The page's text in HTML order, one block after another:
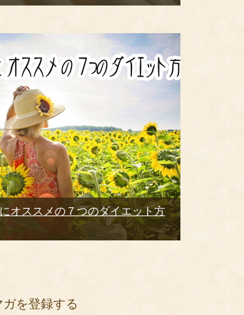
オススメの７つのダイエット方
ガを登録する